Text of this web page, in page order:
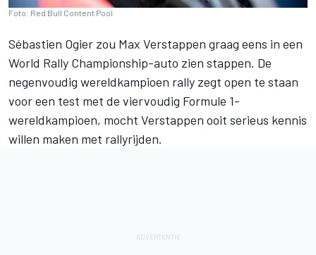
Foto: Red Bull Content Pool
Sébastien Ogier zou Max Verstappen graag eens in een
World Rally Championship-auto zien stappen. De
negenvoudig wereldkampioen rally zegt open te staan
voor een test met de viervoudig Formule 1-
wereldkampioen, mocht Verstappen ooit serieus kennis
willen maken met rallyrijden.